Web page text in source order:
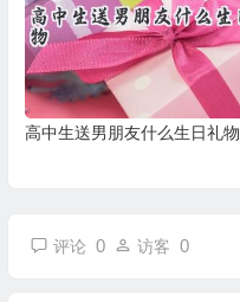
高中生送男朋友什么生日礼物
评论 0 访客 0